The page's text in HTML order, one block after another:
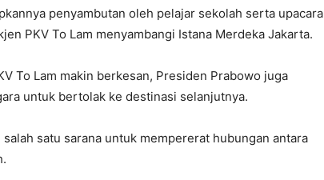
penyambutan oleh pelajar sekolah serta upacara
PKV To Lam menyambangi Istana Merdeka Jakarta.
To Lam makin berkesan, Presiden Prabowo juga
untuk bertolak ke destinasi selanjutnya.
satu sarana untuk mempererat hubungan antara